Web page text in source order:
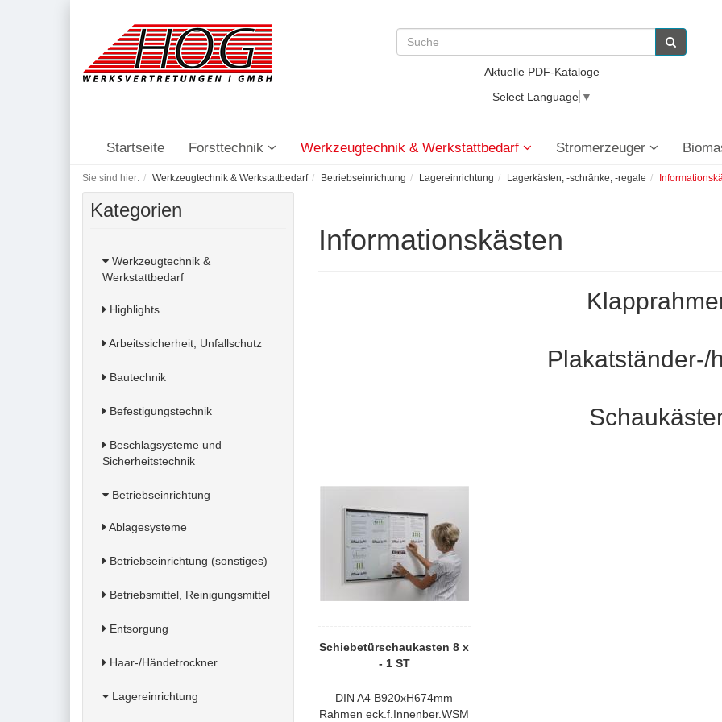
Aktuelle PDF-Kataloge
Select Language ▼
Startseite Forsttechnik Werkzeugtechnik & Werkstattbedarf Stromerzeuger
Sie sind hier: Werkzeugtechnik & Werkstattbedarf Betriebseinrichtung Lagereinrichtung Lagerkästen, -schränke, -regale
Kategorien
Werkzeugtechnik &
Werkstattbedarf
Highlights
Arbeitssicherheit, Unfallschutz
Bautechnik
Befestigungstechnik
Beschlagsysteme und
Sicherheitstechnik
Betriebseinrichtung
Ablagesysteme
Betriebseinrichtung (sonstiges)
Betriebsmittel, Reinigungsmittel
Entsorgung
Haar-/Händetrockner
Lagereinrichtung
Informationskästen
Plakatständer-/
Schiebetürschaukasten 8 x
- 1 ST
DIN A4 B920xH674mm
Rahmen eck.f.Innenber.WSM